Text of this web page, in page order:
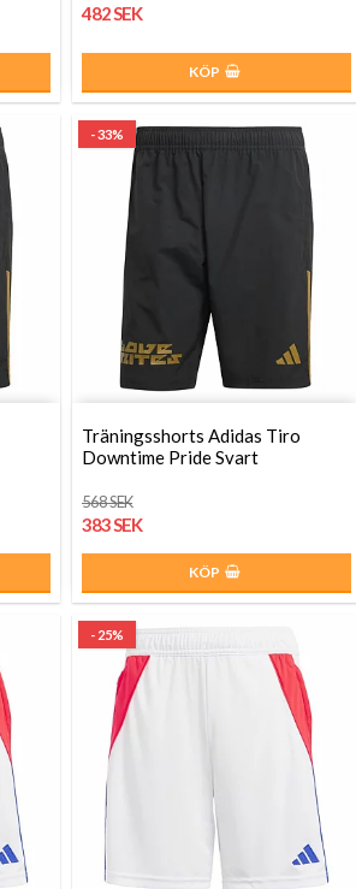
482 SEK
KÖP
- 33%
Träningsshorts Adidas Tiro
Downtime Pride Svart
568 SEK
383 SEK
KÖP
- 25%